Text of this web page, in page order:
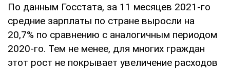
По данным Госстата, за 11 месяцев 2021-го
средние зарплаты по стране выросли на
20,7% по сравнению с аналогичным периодом
2020-го. Тем не менее, для многих граждан
этот рост не покрывает увеличение расходов